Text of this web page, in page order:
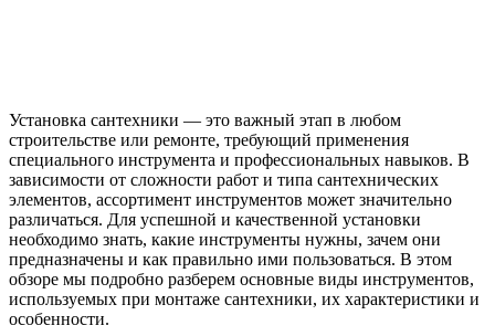
Установка сантехники — это важный этап в любом
строительстве или ремонте, требующий применения
специального инструмента и профессиональных навыков. В
зависимости от сложности работ и типа сантехнических
элементов, ассортимент инструментов может значительно
различаться. Для успешной и качественной установки
необходимо знать, какие инструменты нужны, зачем они
предназначены и как правильно ими пользоваться. В этом
обзоре мы подробно разберем основные виды инструментов,
используемых при монтаже сантехники, их характеристики и
особенности.